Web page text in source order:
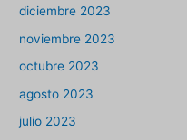
diciembre 2023
noviembre 2023
octubre 2023
agosto 2023
julio 2023